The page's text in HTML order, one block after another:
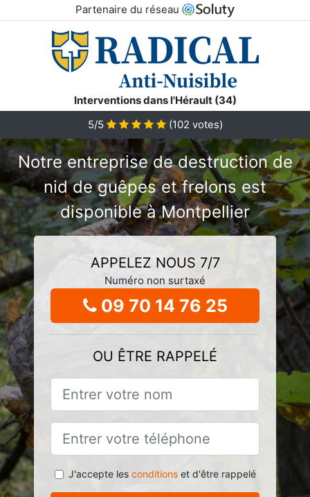
Partenaire du réseau
Interventions dans l'Hérault (34)
5/5
(102 votes)
Notre entreprise de destruction de
nid de guêpes et frelons est
disponible à Montpellier
APPELEZ NOUS 7/7
Numéro non surtaxé
09 70 14 76 25
OU ÊTRE RAPPELÉ
J'accepte les conditionset d'être rappelé